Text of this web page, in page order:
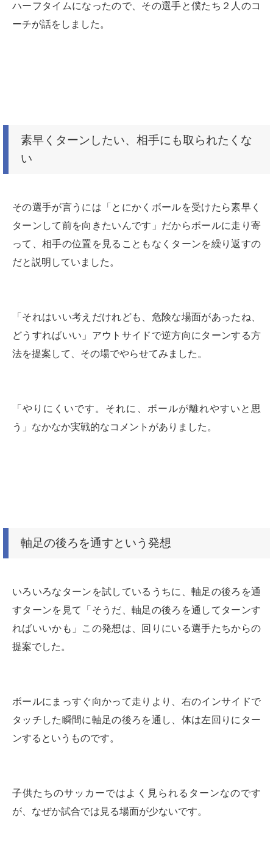
ハーフタイムになったので、その選手と僕たち２人のコ
ーチが話をしました。
素早くターンしたい、相手にも取られたくな
い
その選手が言うには 「とにかくボールを受けたら素早く
ターンして前を向きたいんです」 だからボールに走り寄
って、相手の位置を見ることもなくターンを繰り返すの
だと説明していました。
「それはいい考えだけれども、危険な場面があったね、
どうすればいい」 アウトサイドで逆方向にターンする方
法を提案して、その場でやらせてみました。
「やりにくいです。それに、ボールが離れやすいと思
う」 なかなか実戦的なコメントがありました。
軸足の後ろを通すという発想
いろいろなターンを試しているうちに、軸足の後ろを通
すターンを見て
「そうだ、軸足の後ろを通してターンす
ればいいかも」 この発想は、回りにいる選手たちからの
提案でした。
ボールにまっすぐ向かって走りより、右のインサイドで
タッチした瞬間に軸足の後ろを通し、 体は左回りにター
ンするというものです。
子供たちのサッカーではよく見られるターンなのです
が、なぜか試合では見る場面が少ないです。